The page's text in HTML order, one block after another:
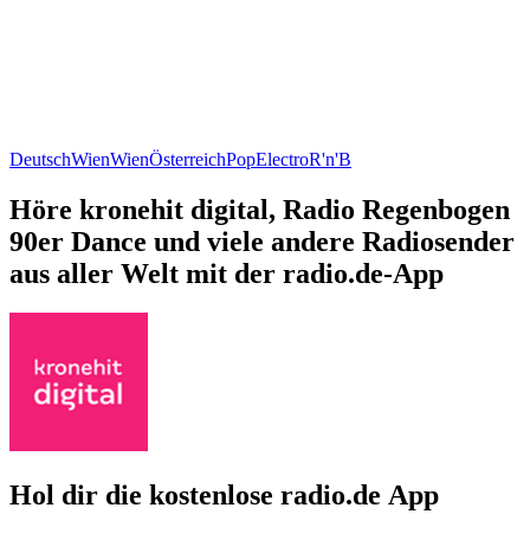
DeutschWienWienÖsterreichPopElectroR'n'B
Höre kronehit digital, Radio Regenbogen
90er Dance und viele andere Radiosender
aus aller Welt mit der radio.de-App
Hol dir die kostenlose radio.de App